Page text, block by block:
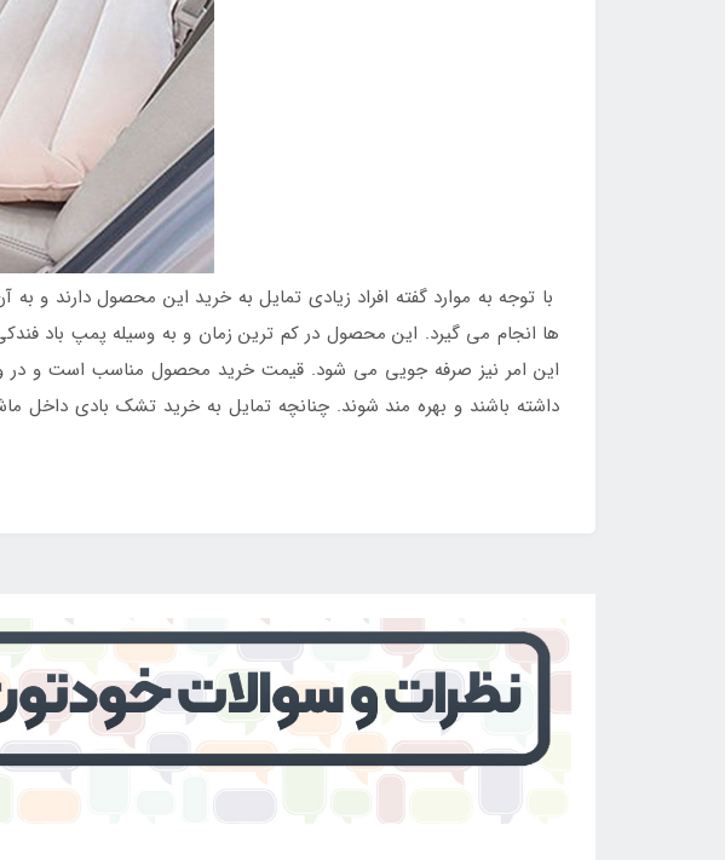
با توجه به موارد گفته افراد زیادی تمایل به خرید این محصول دارند و
ها انجام می گیرد. این محصول در کم ترین زمان و به وسیله پمپ باد
این امر نیز صرفه جویی می شود. قیمت خرید محصول مناسب است و در
داشته باشند و بهره مند شوند. چنانچه تمایل به خرید تشک بادی داخل